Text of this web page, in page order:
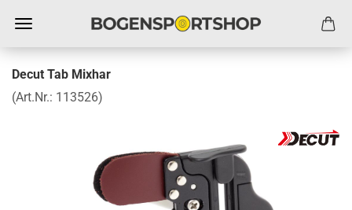
Decut Tab Mixhar
(Art.Nr.: 113526)